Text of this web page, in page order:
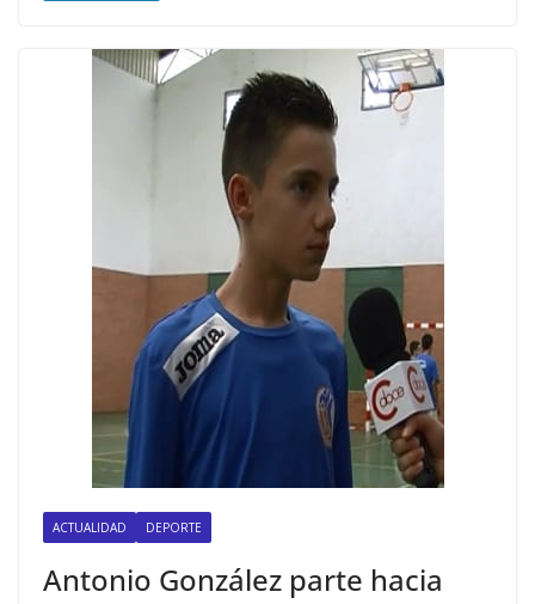
ACTUALIDAD DEPORTE
Antonio González parte hacia